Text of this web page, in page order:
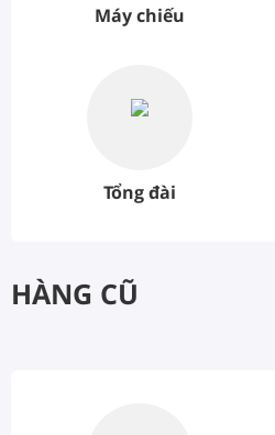
Máy chiếu
Tổng đài
HÀNG CŨ